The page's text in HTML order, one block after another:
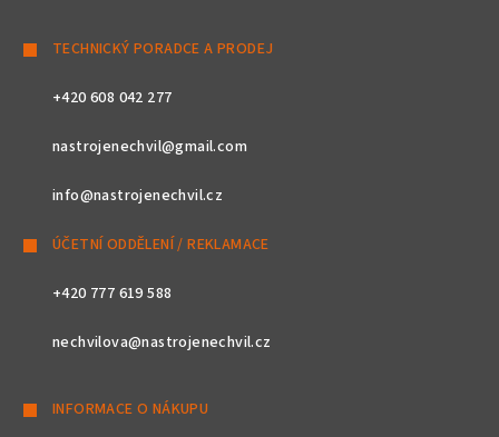
TECHNICKÝ PORADCE A PRODEJ
+420 608 042 277
nastrojenechvil@gmail.com
info@nastrojenechvil.cz
ÚČETNÍ ODDĚLENÍ / REKLAMACE
+420 777 619 588
nechvilova@nastrojenechvil.cz
INFORMACE O NÁKUPU